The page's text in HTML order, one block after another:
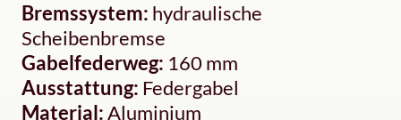
Bremssystem: hydraulische
Scheibenbremse
Gabelfederweg: 160 mm
Ausstattung: Federgabel
Material:Aluminium